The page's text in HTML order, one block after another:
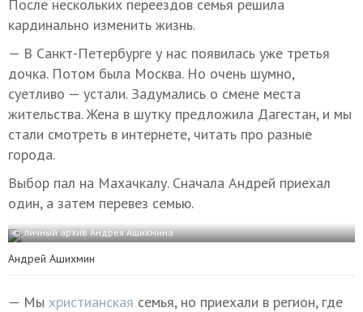
После нескольких переездов семья решила
кардинально изменить жизнь.
— В Санкт-Петербурге у нас появилась уже третья
дочка. Потом была Москва. Но очень шумно,
суетливо — устали. Задумались о смене места
жительства. Жена в шутку предложила Дагестан, и мы
стали смотреть в интернете, читать про разные
города.
Выбор пал на Махачкалу. Сначала Андрей приехал
один, а затем перевез семью.
© личный архив Андрея Ашихмина
Андрей Ашихмин
— Мы христианская семья, но приехали в регион, где